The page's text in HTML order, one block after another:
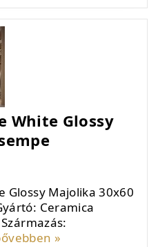
White Glossy
Glossy Majolika 30x60
Ceramica
»